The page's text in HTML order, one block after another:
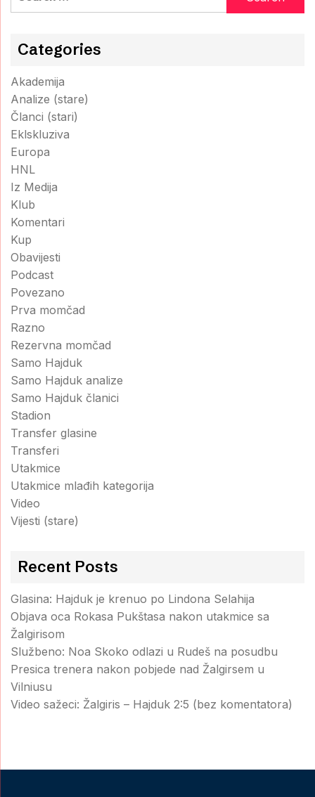
Categories
Akademija
Analize (stare)
Članci (stari)
Eklskluziva
Europa
HNL
Iz Medija
Klub
Komentari
Kup
Obavijesti
Podcast
Povezano
Prva momčad
Razno
Rezervna momčad
Samo Hajduk
Samo Hajduk analize
Samo Hajduk članici
Stadion
Transfer glasine
Transferi
Utakmice
Utakmice mlađih kategorija
Video
Vijesti (stare)
Recent Posts
Glasina: Hajduk je krenuo po Lindona Selahija
Objava oca Rokasa Pukštasa nakon utakmice sa
Žalgirisom
Službeno: Noa Skoko odlazi u Rudeš na posudbu
Presica trenera nakon pobjede nad Žalgirsem u
Vilniusu
Video sažeci: Žalgiris – Hajduk 2:5 (bez komentatora)